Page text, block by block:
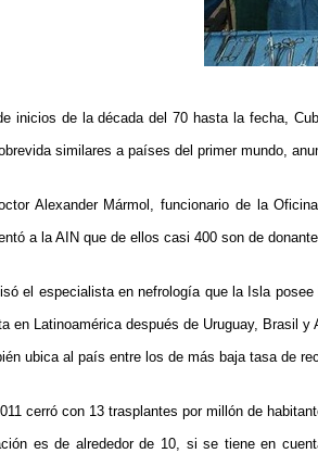
inicios de la década del 70 hasta la fecha,
similares a países del primer mundo,
Alexander Mármol, funcionario de la
a la AIN que de ellos casi 400 son de
el especialista en nefrología que la Isla
en Latinoamérica después de Uruguay, Brasil
ubica al país entre los de más baja tasa de
cerró con 13 trasplantes por millón de
es de alrededor de 10, si se tiene en